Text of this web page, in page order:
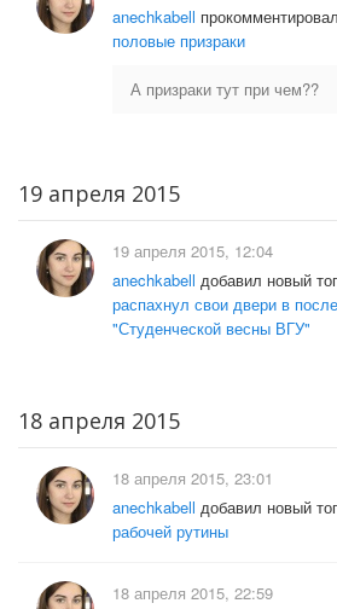
anechkabell
половые призраки
А призраки тут при чем??
19 апреля 2015
19 апреля 2015, 12:04
anechkabell добавил новый
распахнул свои двери в
"Студенческой весны ВГУ"
18 апреля 2015
18 апреля 2015, 23:01
anechkabell добавил новый
рабочей рутины
18 апреля 2015, 22:59